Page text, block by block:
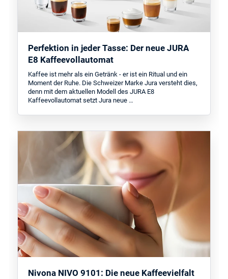
Perfektion in jeder Tasse: Der neue JURA
E8 Kaffeevollautomat
Kaffee ist mehr als ein Getränk - er ist ein Ritual und ein
Moment der Ruhe. Die Schweizer Marke Jura versteht dies,
denn mit dem aktuellen Modell des JURA E8
Kaffeevollautomat setzt Jura neue …
Nivona NIVO 9101: Die neue Kaffeevielfalt